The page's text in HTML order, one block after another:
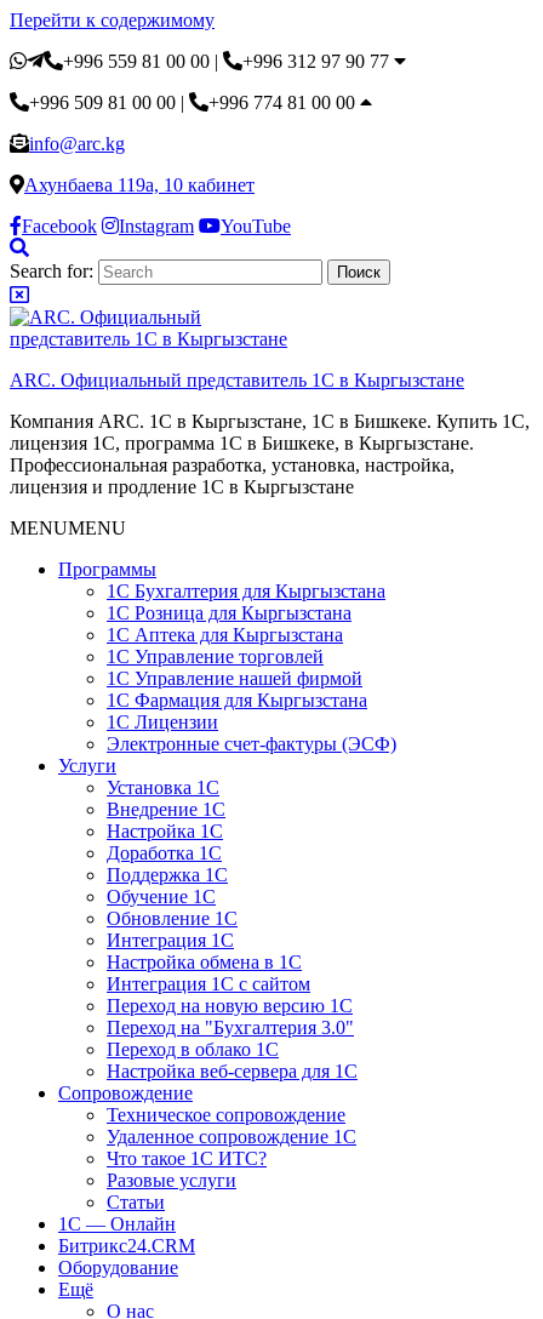
Перейти к содержимому
+996 559 81 00 00 |
+996 312 97 90 77
+996 509 81 00 00 |
+996 774 81 00 00
info@arc.kg
Ахунбаева 119а, 10 кабинет
Facebook
Instagram YouTube
Search for:
ARC. Официальный представитель 1С в Кыргызстане
Компания ARC. 1С в Кыргызстане, 1С в Бишкеке. Купить 1С,
лицензия 1С, программа 1С в Бишкеке, в Кыргызстане.
Профессиональная разработка, установка, настройка,
лицензия и продление 1С в Кыргызстане
MENUMENU
Программы
1С Бухгалтерия для Кыргызстана
1С Розница для Кыргызстана
1С Аптека для Кыргызстана
1С Управление торговлей
1С Управление нашей фирмой
1С Фармация для Кыргызстана
1С Лицензии
Электронные счет-фактуры (ЭСФ)
Услуги
Установка 1С
Внедрение 1С
Настройка 1С
Доработка 1С
Поддержка 1С
Обучение 1С
Обновление 1С
Интеграция 1С
Настройка обмена в 1С
Интеграция 1С с сайтом
Переход на новую версию 1С
Переход на "Бухгалтерия 3.0"
Переход в облако 1С
Настройка веб-сервера для 1С
Сопровождение
Техническое сопровождение
Удаленное сопровождение 1С
Что такое 1С ИТС?
Разовые услуги
Статьи
1С — Онлайн
Битрикс24.CRM
Оборудование
Ещё
О нас